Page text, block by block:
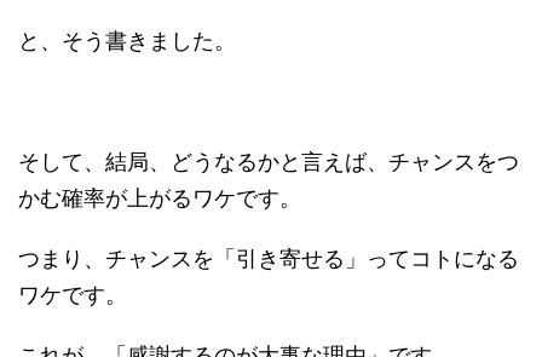
と、そう書きました。
そして、結局、どうなるかと言えば、チャンスをつ
かむ確率が上がるワケです。
つまり、チャンスを「引き寄せる」ってコトになる
ワケです。